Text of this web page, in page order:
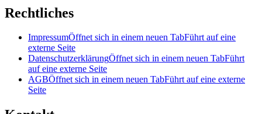
Rechtliches
ImpressumÖffnet sich in einem neuen TabFührt auf eine
externe Seite
DatenschutzerklärungÖffnet sich in einem neuen TabFührt
auf eine externe Seite
AGBÖffnet sich in einem neuen TabFührt auf eine externe
Seite